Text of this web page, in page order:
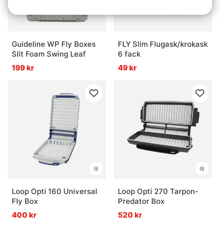
Guideline WP Fly Boxes
Slit Foam Swing Leaf
199 kr
FLY Slim Flugask/krokask
6 fack
49 kr
Loop Opti 160 Universal
Fly Box
400 kr
Loop Opti 270 Tarpon-
Predator Box
520 kr